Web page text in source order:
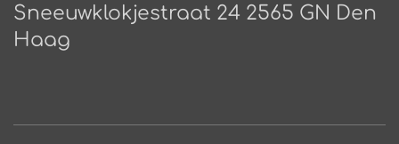
Sneeuwklokjestraat 24 2565 GN Den
Haag